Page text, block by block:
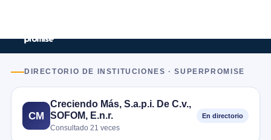
DIRECTORIO DE INSTITUCIONES · SUPERPROMISE
CM
Creciendo Más, S.a.p.i. De C.v.,
SOFOM, E.n.r.
Consultado 21 veces
En directorio